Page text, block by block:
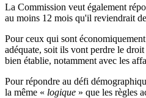
La Commission veut également
au moins 12 mois qu'il reviendrait
Pour ceux qui sont
adéquate, soit ils vont perdre le
bien établie, notamment avec les
Pour répondre au défi
la même « logique » que les règles